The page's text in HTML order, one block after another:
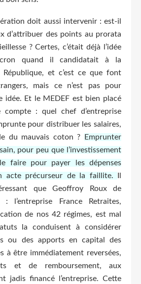
doit aussi intervenir : est-il
d’attribuer des points au prorata
? Certes, c’était déjà l’idée
quand il candidatait à la
République, et c’est ce que font
mais ce n’est pas pour
idée. Et le MEDEF est bien placé
compte : quel chef d’entreprise
pour distribuer les salaires,
du mauvais coton ?
Emprunter
pour peu que l’investissement
faire pour payer les dépenses
acte précurseur de la faillite.
que Geoffroy Roux de
l’entreprise France Retraites,
de nos 42 régimes, est mal
la conduisent à considérer
ou des apports en capital des
à être immédiatement reversées,
et de remboursement, aux
jadis financé l’entreprise. Cette